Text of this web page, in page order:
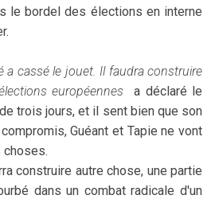
le bordel des élections en interne
a cassé le jouet. Il faudra construire
européennes
a déclaré le
trois jours, et il sent bien que son
Guéant et Tapie ne vont
choses.
construire autre chose, une partie
dans un combat radicale d'un